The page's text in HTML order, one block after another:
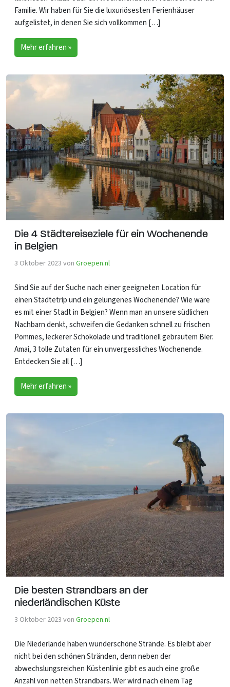
Familie. Wir haben für Sie die luxuriösesten Ferienhäuser
aufgelistet, in denen Sie sich vollkommen […]
Mehr erfahren »
Die 4 Städtereiseziele für ein Wochenende
in Belgien
3 Oktober 2023 von Groepen.nl
Sind Sie auf der Suche nach einer geeigneten Location für
einen Städtetrip und ein gelungenes Wochenende? Wie wäre
es mit einer Stadt in Belgien? Wenn man an unsere südlichen
Nachbarn denkt, schweifen die Gedanken schnell zu frischen
Pommes, leckerer Schokolade und traditionell gebrautem Bier.
Amai, 3 tolle Zutaten für ein unvergessliches Wochenende.
Entdecken Sie all […]
Mehr erfahren »
Die besten Strandbars an der
niederländischen Küste
3 Oktober 2023 von Groepen.nl
Die Niederlande haben wunderschöne Strände. Es bleibt aber
nicht bei den schönen Stränden, denn neben der
abwechslungsreichen Küstenlinie gibt es auch eine große
Anzahl von netten Strandbars. Wer wird nach einem Tag